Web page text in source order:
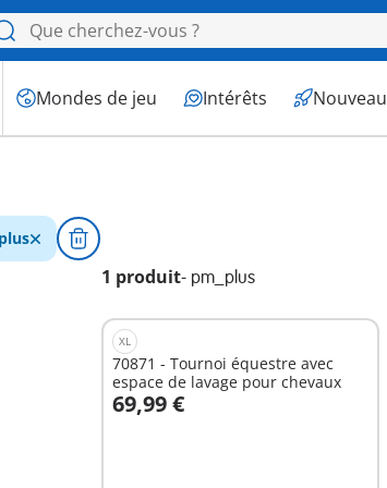
Mondes de jeu Intérêts Nouveau
1 produit- pm_plus
XL
70871 - Tournoi équestre avec
espace de lavage pour chevaux
69,99 €
Au panier